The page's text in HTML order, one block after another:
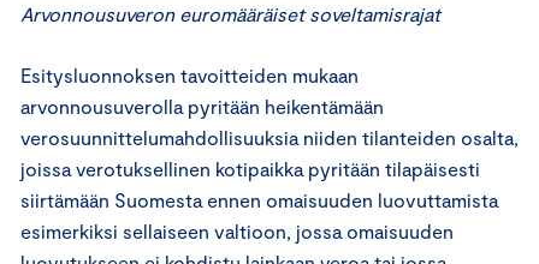
Arvonnousuveron euromääräiset soveltamisrajat
Esitysluonnoksen tavoitteiden mukaan
arvonnousuverolla pyritään heikentämään
verosuunnittelumahdollisuuksia niiden tilanteiden osalta,
joissa verotuksellinen kotipaikka pyritään tilapäisesti
siirtämään Suomesta ennen omaisuuden luovuttamista
esimerkiksi sellaiseen valtioon, jossa omaisuuden